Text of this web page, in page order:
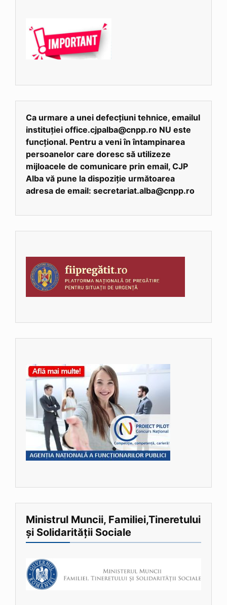
Ca urmare a unei defecțiuni tehnice, emailul
instituției office.cjpalba@cnpp.ro NU este
funcțional. Pentru a veni în întampinarea
persoanelor care doresc să utilizeze
mijloacele de comunicare prin email, CJP
Alba vă pune la dispoziție următoarea
adresa de email: secretariat.alba@cnpp.ro
Ministrul Muncii, Familiei,Tineretului
și Solidarității Sociale